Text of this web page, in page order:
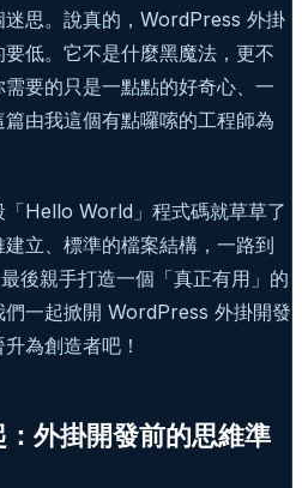
思。說真的，WordPress 外掛
低。它不是什麼黑魔法，更不
要的只是一點點的好奇心、一
由我這個有點囉嗦的工程師為
Hello World」程式碼就草草了
立、標準的檔案結構，一路到
後親手打造一個「真正有用」的
一起掀開 WordPress 外掛開發
為創造者吧！
外掛開發前的思維準